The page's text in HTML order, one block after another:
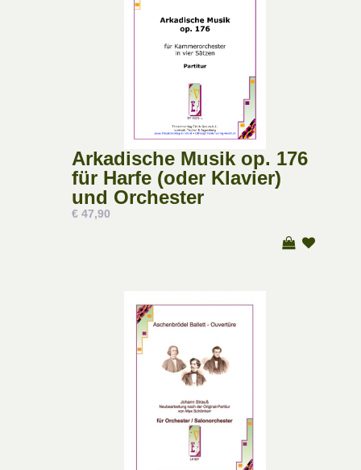
Arkadische Musik op. 176
für Harfe (oder Klavier)
und Orchester
€ 47,90